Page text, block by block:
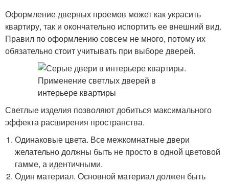
Оформление дверных проемов может как украсить
квартиру, так и окончательно испортить ее внешний вид.
Правил по оформлению совсем не много, потому их
обязательно стоит учитывать при выборе дверей.
Светлые изделия позволяют добиться максимального
эффекта расширения пространства.
Одинаковые цвета. Все межкомнатные двери
желательно должны быть не просто в одной цветовой
гамме, а идентичными.
Один материал. Основной материал должен быть